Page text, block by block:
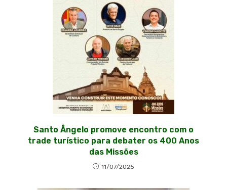
Santo Ângelo promove encontro com o
trade turístico para debater os 400 Anos
das Missões
11/07/2025